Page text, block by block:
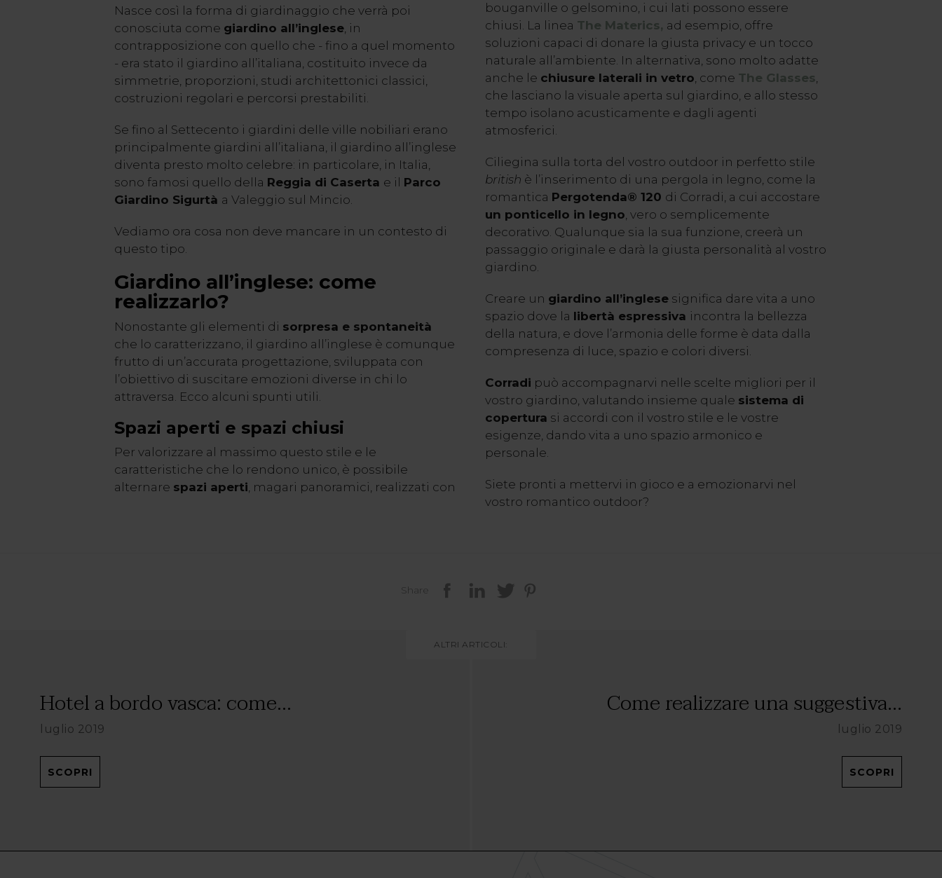
Nasce così la forma di giardinaggio che verrà poi
conosciuta come giardino all’inglese, in
contrapposizione con quello che - fino a quel momento
- era stato il giardino all’italiana, costituito invece da
simmetrie, proporzioni, studi architettonici classici,
costruzioni regolari e percorsi prestabiliti.
Se fino al Settecento i giardini delle ville nobiliari erano
principalmente giardini all’italiana, il giardino all’inglese
diventa presto molto celebre: in particolare, in Italia,
sono famosi quello della Reggia di Caserta e il Parco
Giardino Sigurtà a Valeggio sul Mincio.
Vediamo ora cosa non deve mancare in un contesto di
questo tipo.
Giardino all’inglese: come
realizzarlo?
Nonostante gli elementi di sorpresa e spontaneità
che lo caratterizzano, il giardino all’inglese è comunque
frutto di un’accurata progettazione, sviluppata con
l’obiettivo di suscitare emozioni diverse in chi lo
attraversa. Ecco alcuni spunti utili.
Spazi aperti e spazi chiusi
Per valorizzare al massimo questo stile e le
caratteristiche che lo rendono unico, è possibile
alternare spazi aperti , magari panoramici, realizzati con
bouganville o gelsomino, i cui lati possono essere
chiusi. La linea The Materics, ad esempio, offre
soluzioni capaci di donare la giusta privacy e un tocco
naturale all’ambiente. In alternativa, sono molto adatte
anche le chiusure laterali in vetro , come The Glasses
che lasciano la visuale aperta sul giardino, e allo stesso
tempo isolano acusticamente e dagli agenti
atmosferici.
Ciliegina sulla torta del vostro outdoor in perfetto stile
british è l’inserimento di una pergola in legno, come la
romantica Pergotenda® 120 di Corradi, a cui accostare
un ponticello in legno , vero o semplicemente
decorativo. Qualunque sia la sua funzione, creerà un
passaggio originale e darà la giusta personalità al vostro
giardino.
Creare un giardino all’inglesesignifica dare vita a uno
spazio dove la libertà espressiva incontra la bellezza
della natura, e dove l’armonia delle forme è data dalla
compresenza di luce, spazio e colori diversi.
Corradi può accompagnarvi nelle scelte migliori per il
vostro giardino, valutando insieme quale sistema di
copertura si accordi con il vostro stile e le vostre
esigenze, dando vita a uno spazio armonico e
personale.
Siete pronti a mettervi in gioco e a emozionarvi nel
vostro romantico outdoor?
Share
ALTRI ARTICOLI:
Hotel a bordo vasca: come...
luglio 2019
SCOPRI
Come realizzare una suggestiva...
luglio 2019
SCOPRI